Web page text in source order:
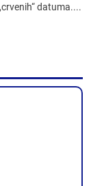
datuma....